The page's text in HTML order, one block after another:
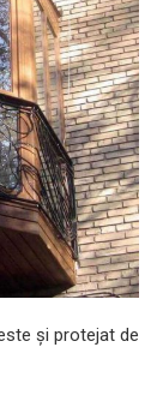
și protejat de